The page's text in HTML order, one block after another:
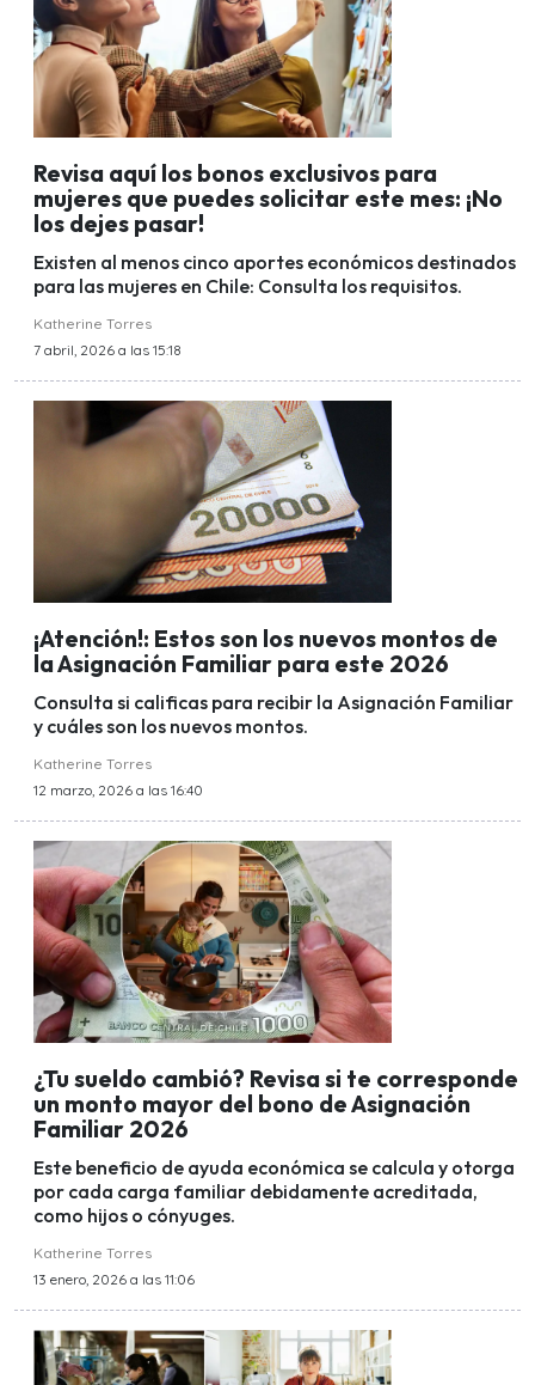
Revisa aquí los bonos exclusivos para
mujeres que puedes solicitar este mes: ¡No
los dejes pasar!
Existen al menos cinco aportes económicos destinados
para las mujeres en Chile: Consulta los requisitos.
Katherine Torres
7 abril, 2026 a las 15:18
¡Atención!: Estos son los nuevos montos de
la Asignación Familiar para este 2026
Consulta si calificas para recibir la Asignación Familiar
y cuáles son los nuevos montos.
Katherine Torres
12 marzo, 2026 a las 16:40
¿Tu sueldo cambió? Revisa si te corresponde
un monto mayor del bono de Asignación
Familiar 2026
Este beneficio de ayuda económica se calcula y otorga
por cada carga familiar debidamente acreditada,
como hijos o cónyuges.
Katherine Torres
13 enero, 2026 a las 11:06